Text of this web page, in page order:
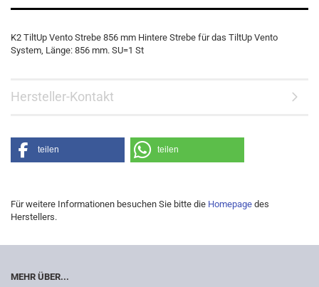
K2 TiltUp Vento Strebe 856 mm Hintere Strebe für das TiltUp Vento
System, Länge: 856 mm. SU=1 St
Hersteller-Kontakt
teilen teilen
Für weitere Informationen besuchen Sie bitte die Homepage des
Herstellers.
MEHR ÜBER...